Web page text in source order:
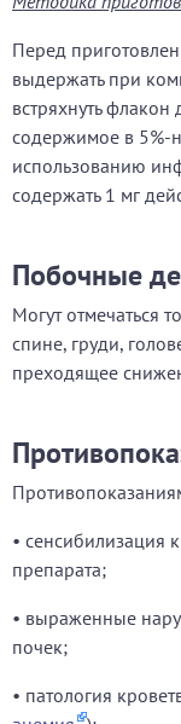
Перед
выдержать при
встряхнуть флакон
содержимое в 5%-
использованию
содержать 1 мг
Побочные
Могут отмечаться
спине, груди,
преходящее
• сенсибилизация
препарата;
• выраженные
почек;
• патология